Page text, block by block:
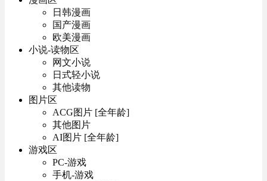
日韩漫画
国产漫画
欧美漫画
小说-读物区
网文小说
日式轻小说
其他读物
图片区
ACG图片 [全年龄]
其他图片
AI图片 [全年龄]
游戏区
PC-游戏
手机-游戏